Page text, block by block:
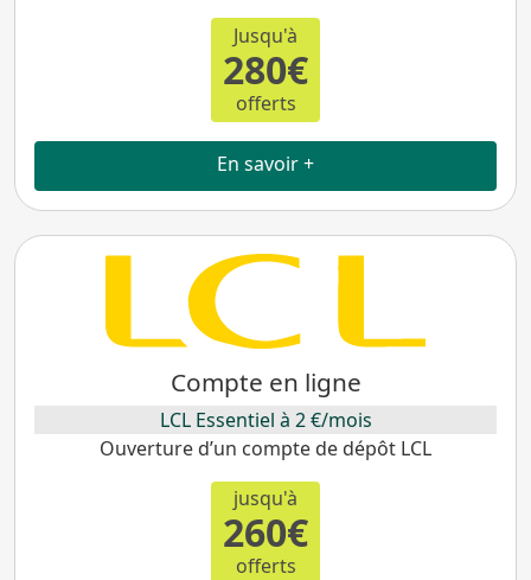
Jusqu'à
280€
offerts
En savoir +
Compte en ligne
LCL Essentiel à 2 €/mois
Ouverture d’un compte de dépôt LCL
jusqu'à
260€
offerts